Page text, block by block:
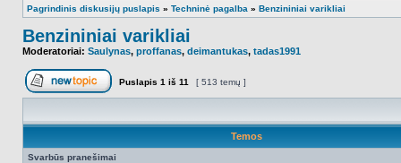
Pagrindinis diskusijų puslapis » Techninė pagalba » Benzininiai varikliai
Benzininiai varikliai
Moderatoriai: Saulynas, proffanas, deimantukas, tadas1991
Naujos temos kūrimas
Puslapis 1 iš 11 [ 513 temų ]
Temos
Svarbūs pranešimai